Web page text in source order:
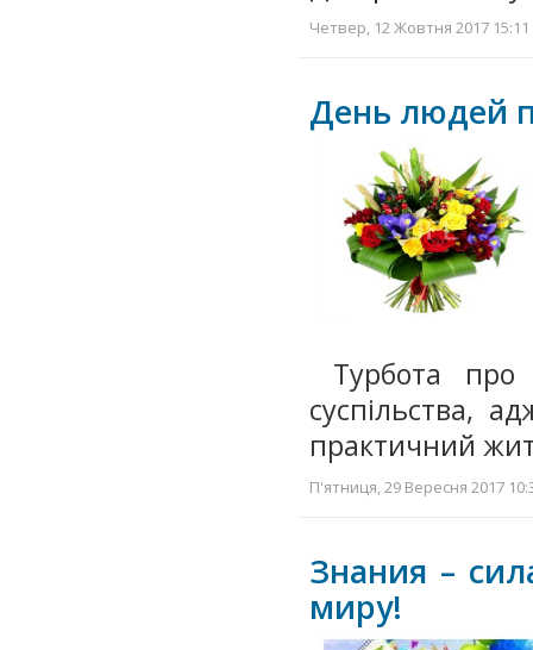
Четвер, 12 Жовтня 2017
День людей
Турбота про
суспільства,
практичний
П'ятниця, 29 Вересня 2017
Знания –
миру!